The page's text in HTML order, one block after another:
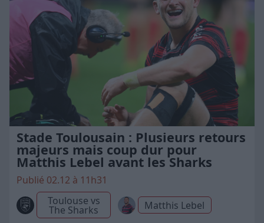
Stade Toulousain : Plusieurs retours
majeurs mais coup dur pour
Matthis Lebel avant les Sharks
Publié 02.12 à 11h31
Toulouse vs
The Sharks Matthis Lebel